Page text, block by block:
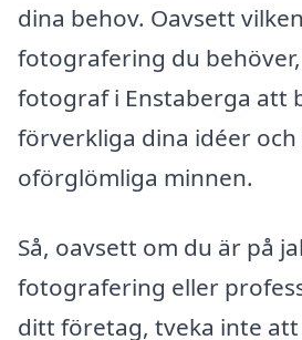
dina behov. Oavsett
fotografering du
fotograf i Enstaberga att
förverkliga dina idéer och
oförglömliga minnen.
Så, oavsett om du är på
fotografering eller
ditt företag, tveka inte